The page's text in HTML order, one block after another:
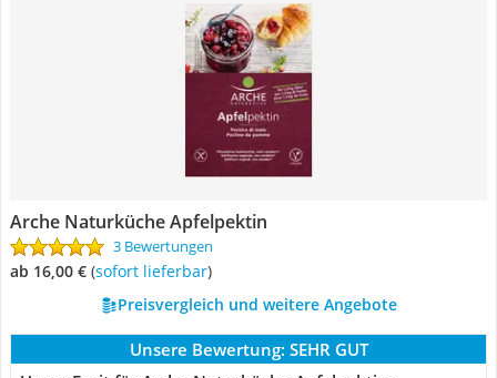
Arche Naturküche Apfelpektin
3 Bewertungen
ab 16,00 € ( Sofort lieferbar)
Preisvergleich und weitere Angebote
Unsere Bewertung: SEHR GUT